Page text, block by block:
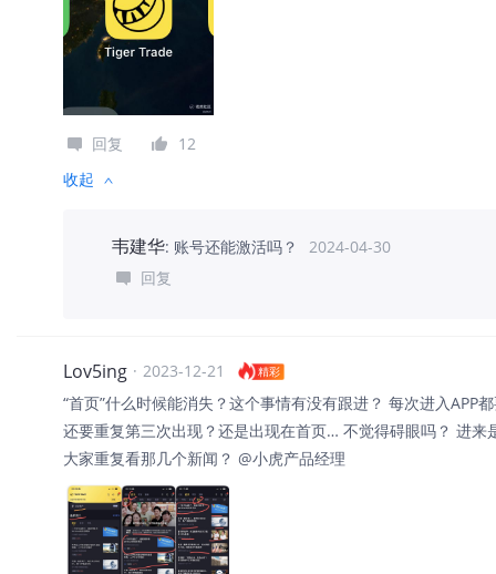
回复
12
收起
韦建华: 账号还能激活吗？
2024-04-30
回复
Lov5ing · 2023-12-21 精彩
“首页”什么时候能消失？这个事情有没有跟进？ 每次进入
还要重复第三次出现？还是出现在首页… 不觉得碍眼吗？ 进
大家重复看那几个新闻？ @小虎产品经理